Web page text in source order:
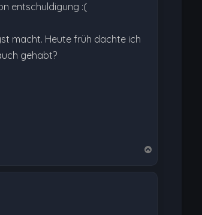
entschuldigung :(
macht. Heute früh dachte ich
gehabt?